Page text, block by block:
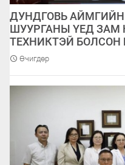
ДУНДГОВЬ
ШУУРГАНЫ ҮЕД ЗАМ
ТЕХНИКТЭЙ БОЛСОН
Өчигдөр